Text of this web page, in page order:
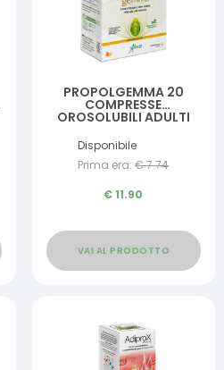
PROPOLGEMMA 20
COMPRESSE
OROSOLUBILI ADULTI
Disponibile
Prima era: €7.74
€11.90
VAI AL PRODOTTO